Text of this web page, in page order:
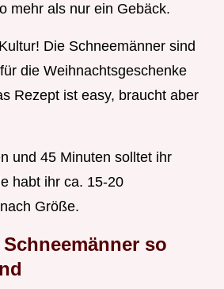
mehr als nur ein Gebäck.
Die Schneemänner sind
die Weihnachtsgeschenke
Rezept ist easy, braucht aber
und 45 Minuten solltet ihr
habt ihr ca. 15-20
Größe.
so